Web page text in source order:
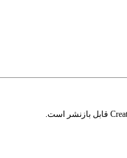
قابل بازنشر است.